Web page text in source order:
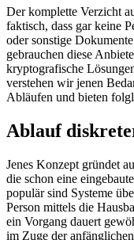
Der komplette Verzicht
faktisch, dass gar keine
oder sonstige
gebrauchen diese
kryptografische
verstehen wir jenen
Abläufen und bieten
Ablauf
Jenes Konzept gründet
die schon eine
populär sind Systeme
Person mittels die
ein Vorgang dauert
im Zuge der